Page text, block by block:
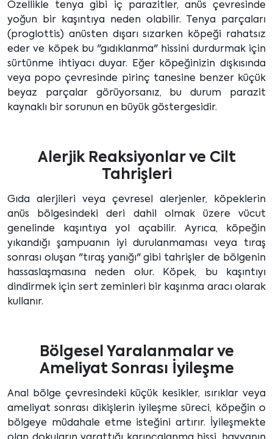
Özellikle tenya gibi iç parazitler, anüs çevresinde
yoğun bir kaşıntıya neden olabilir. Tenya parçaları
(proglottis) anüsten dışarı sızarken köpeği rahatsız
eder ve köpek bu "gıdıklanma" hissini durdurmak için
sürtünme ihtiyacı duyar. Eğer köpeğinizin dışkısında
veya popo çevresinde pirinç tanesine benzer küçük
beyaz parçalar görüyorsanız, bu durum parazit
kaynaklı bir sorunun en büyük göstergesidir.
Alerjik Reaksiyonlar ve Cilt
Tahrişleri
Gıda alerjileri veya çevresel alerjenler, köpeklerin
anüs bölgesindeki deri dahil olmak üzere vücut
genelinde kaşıntıya yol açabilir. Ayrıca, köpeğin
yıkandığı şampuanın iyi durulanmaması veya tıraş
sonrası oluşan "tıraş yanığı" gibi tahrişler de bölgenin
hassaslaşmasına neden olur. Köpek, bu kaşıntıyı
dindirmek için sert zeminleri bir kaşınma aracı olarak
kullanır.
Bölgesel Yaralanmalar ve
Ameliyat Sonrası İyileşme
Anal bölge çevresindeki küçük kesikler, ısırıklar veya
ameliyat sonrası dikişlerin iyileşme süreci, köpeğin o
bölgeye müdahale etme isteğini artırır. İyileşmekte